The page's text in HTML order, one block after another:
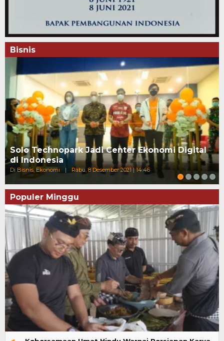
Bisnis
Solo Technopark Jadi Center Ekonomi Digital
di Indonesia
Di Bisnis, Ekonomi | Rabu, 8 Desember 2021 | 14:46
Populer Minggu